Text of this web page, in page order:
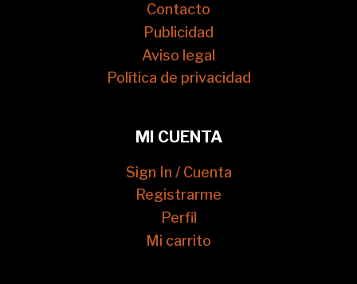
Contacto
Publicidad
Aviso legal
Política de privacidad
MI CUENTA
Sign In / Cuenta
Registrarme
Perfil
Mi carrito